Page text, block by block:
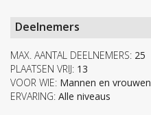
Deelnemers
MAX. AANTAL DEELNEMERS: 25
PLAATSEN VRIJ: 13
VOOR WIE: Mannen en vrouwen
ERVARING: Alle niveaus